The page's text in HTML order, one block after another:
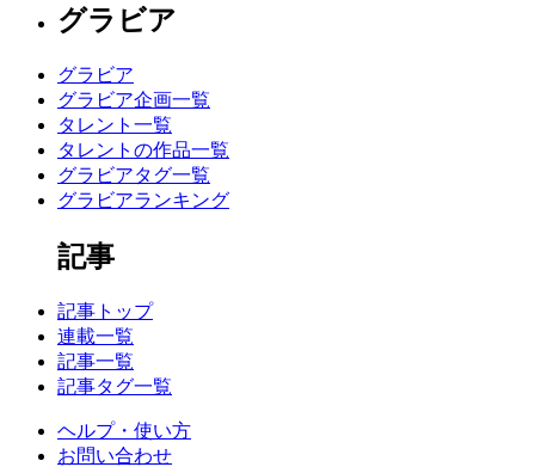
グラビア
グラビア
グラビア企画一覧
タレント一覧
タレントの作品一覧
グラビアタグ一覧
グラビアランキング
記事
記事トップ
連載一覧
記事一覧
記事タグ一覧
ヘルプ・使い方
お問い合わせ